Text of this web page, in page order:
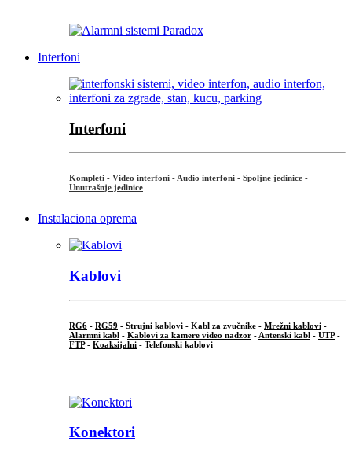
Interfoni
Interfoni
Kompleti - Video interfoni - Audio interfoni - Spoljne jedinice -
Unutrašnje jedinice
Instalaciona oprema
Kablovi
RG6 - RG59 - Strujni kablovi - Kabl za zvučnike - Mrežni kablovi -
Alarmni kabl - Kablovi za kamere video nadzor - Antenski kabl - UTP-
FTP- Koaksijalni - Telefonski kablovi
Konektori